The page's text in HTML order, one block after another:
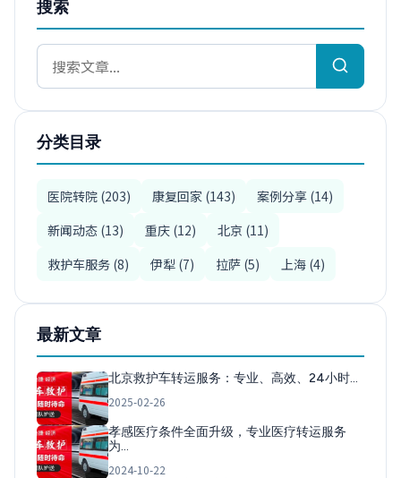
搜索
分类目录
医院转院 (203) 康复回家 (143)
案例分享 (14)
新闻动态 (13)
重庆 (12)
北京 (11)
救护车服务 (8)
伊犁 (7) 拉萨 (5) 上海 (4)
最新文章
北京救护车转运服务：专业、高效、24小时…
2025-02-26
孝感医疗条件全面升级，专业医疗转运服务
为…
2024-10-22